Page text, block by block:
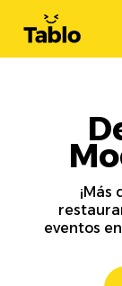
¡Más
eventos